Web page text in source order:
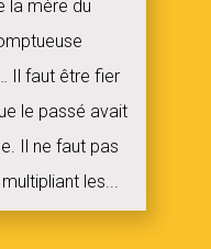
la mère du
Il faut être fier
le passé avait
Il ne faut pas
les...